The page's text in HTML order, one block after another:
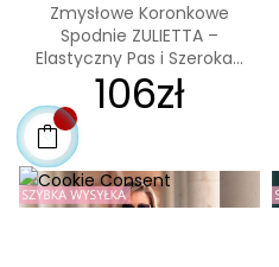
Zmysłowe Koronkowe
Spodnie ZULIETTA –
Elastyczny Pas i Szeroka...
106zł